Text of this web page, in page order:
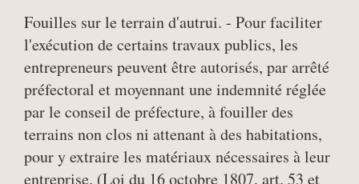
Fouilles sur le terrain d'autrui. - Pour faciliter
l'exécution de certains travaux publics, les
entrepreneurs peuvent être autorisés, par arrêté
préfectoral et moyennant une indemnité réglée
par le conseil de préfecture, à fouiller des
terrains non clos ni attenant à des habitations,
pour y extraire les matériaux nécessaires à leur
entreprise. (Loi du 16 octobre 1807, art. 53 et